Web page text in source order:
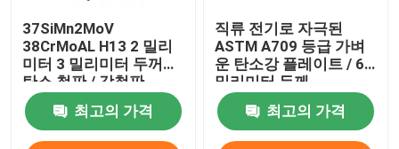
제품 소개
보일러 가열로 부분
37SiMn2MoV
38CrMoAL H13 2 밀리
미터 3 밀리미터 두꺼운
탄소 철판 / 강철판
최고의 가격
직류 전기로 자극된
ASTM A709 등급 가벼
운 탄소강 플레이트 / 6
밀리미터 두께
최고의 가격